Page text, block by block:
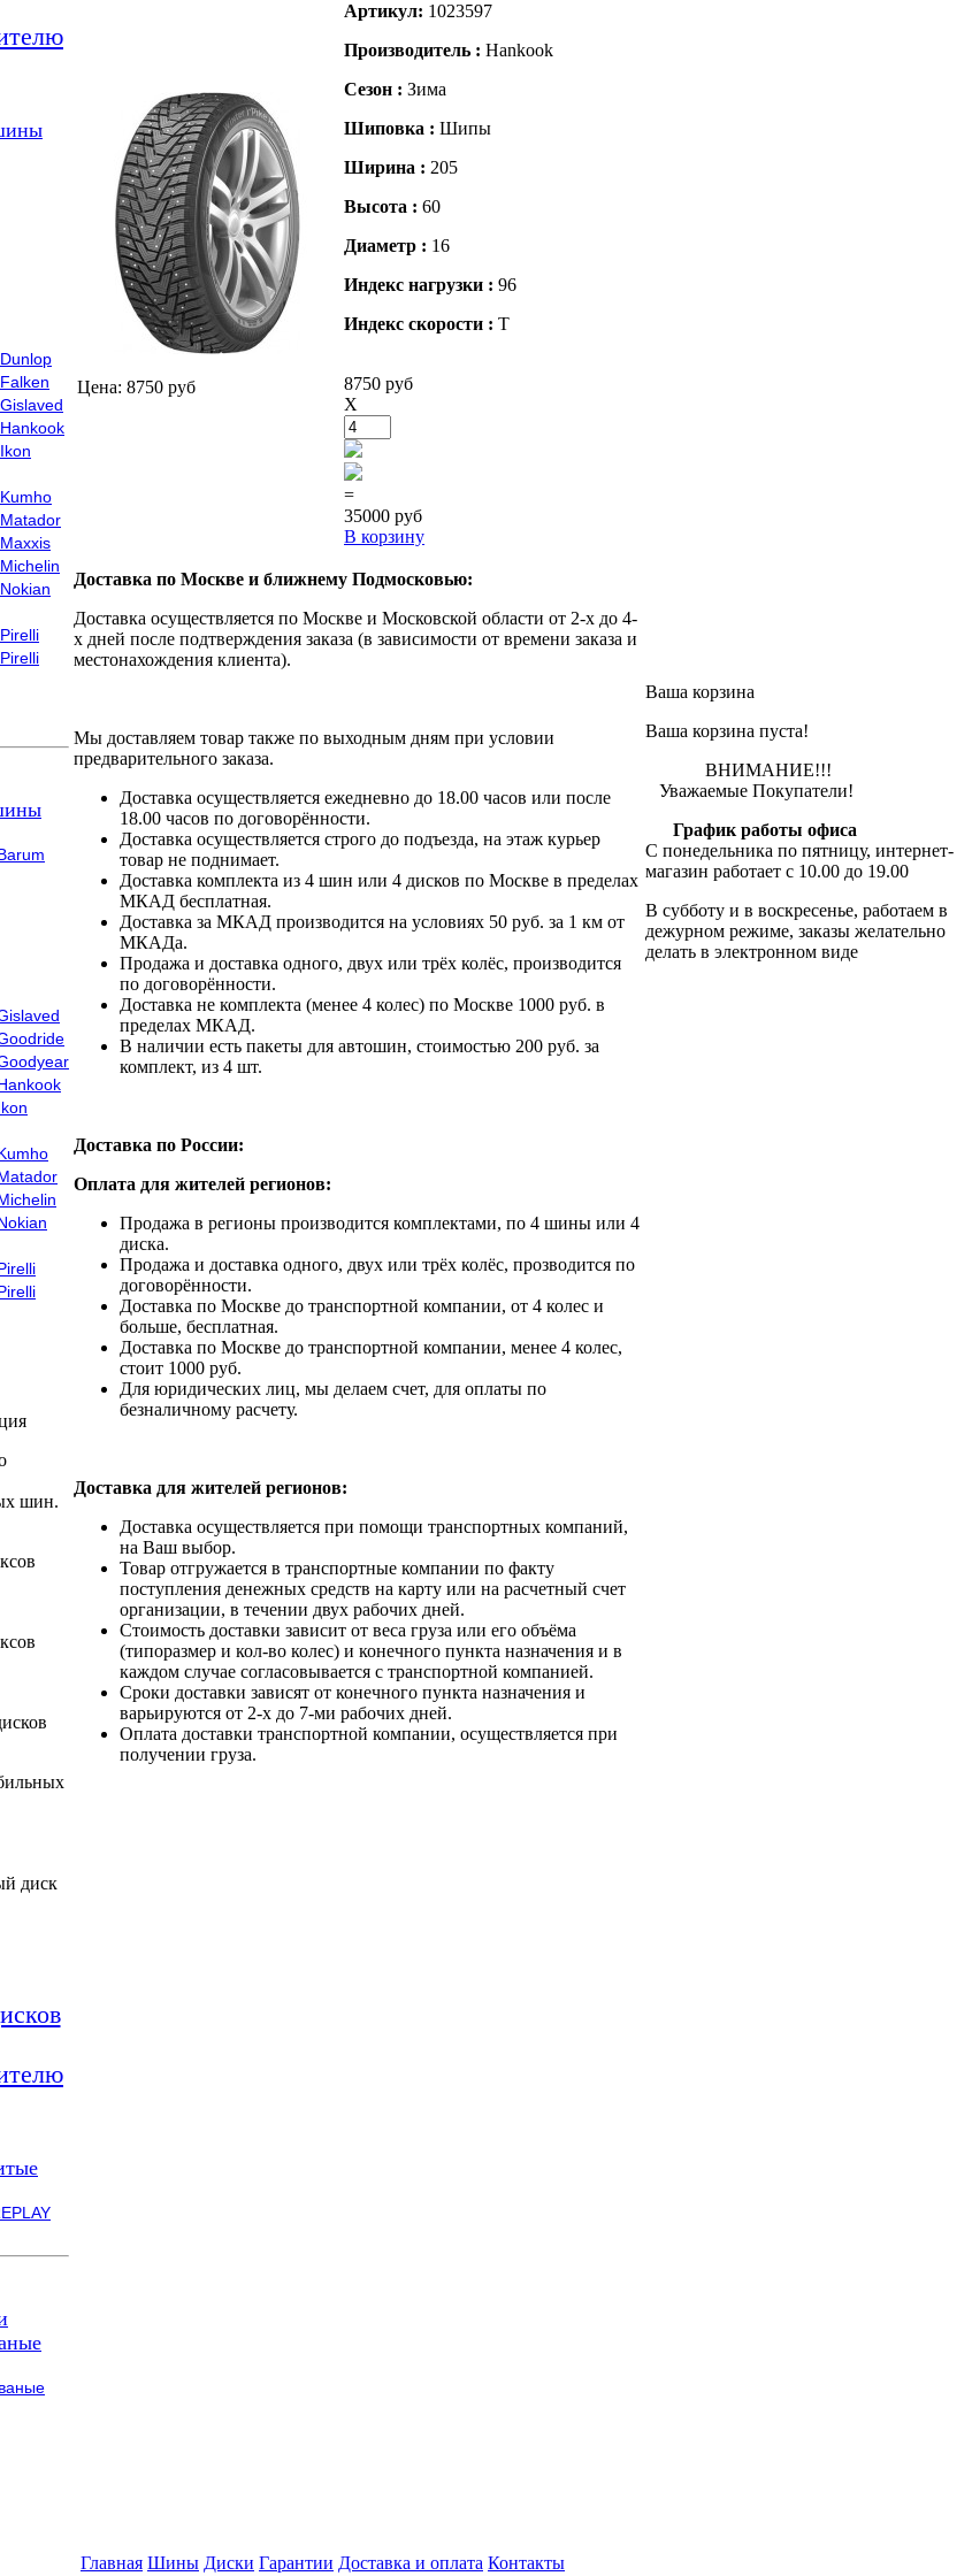
шин.
диск
Цена: 8750 руб
Артикул: 1023597
Производитель : Hankook
Сезон : Зима
Шиповка : Шипы
Ширина : 205
Высота : 60
Диаметр : 16
Индекс нагрузки : 96
Индекс скорости : T
8750 руб
X
=
35000 руб
В корзину
Доставка по Москве и ближнему Подмосковью:
Доставка осуществляется по Москве и Московской области от 2-х до 4-
х дней после подтверждения заказа (в зависимости от времени заказа и
местонахождения клиента).
Мы доставляем товар также по выходным дням при условии
предварительного заказа.
Доставка осуществляется ежедневно до 18.00 часов или после
18.00 часов по договорённости.
Доставка осуществляется строго до подъезда, на этаж курьер
товар не поднимает.
Доставка комплекта из 4 шин или 4 дисков по Москве в пределах
МКАД бесплатная.
Доставка за МКАД производится на условиях 50 руб. за 1 км от
МКАДа.
Продажа и доставка одного, двух или трёх колёс, производится
по договорённости.
Доставка не комплекта (менее 4 колес) по Москве 1000 руб. в
пределах МКАД.
В наличии есть пакеты для автошин, стоимостью 200 руб. за
комплект, из 4 шт.
Доставка по России:
Оплата для жителей регионов:
Продажа в регионы производится комплектами, по 4 шины или 4
диска.
Продажа и доставка одного, двух или трёх колёс, прозводится по
договорённости.
Доставка по Москве до транспортной компании, от 4 колес и
больше, бесплатная.
Доставка по Москве до транспортной компании, менее 4 колес,
стоит 1000 руб.
Для юридических лиц, мы делаем счет, для оплаты по
безналичному расчету.
Доставка для жителей регионов:
Доставка осуществляется при помощи транспортных компаний,
на Ваш выбор.
Товар отгружается в транспортные компании по факту
поступления денежных средств на карту или на расчетный счет
организации, в течении двух рабочих дней.
Стоимость доставки зависит от веса груза или его объёма
(типоразмер и кол-во колес) и конечного пункта назначения и в
каждом случае согласовывается с транспортной компанией.
Сроки доставки зависят от конечного пункта назначения и
варьируются от 2-х до 7-ми рабочих дней.
Оплата доставки транспортной компании, осуществляется при
получении груза.
Ваша корзина
Ваша корзина пуста!
ВНИМАНИЕ!!!
Уважаемые Покупатели!
График работы офиса
С понедельника по пятницу, интернет-
магазин работает с 10.00 до 19.00
В субботу и в воскресенье, работаем в
дежурном режиме, заказы желательно
делать в электронном виде
Главная Шины Диски Гарантии Доставка и оплата Контакты